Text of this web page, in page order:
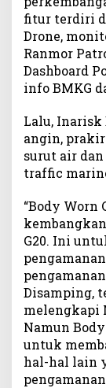
fitur terdiri
Drone,
Ranmor
Dashboard
info BMKG
Lalu, Inarisk
angin,
surut air
traffic
“Body Worn
G20. Ini
Disamping,
melengkapi
Namun
untuk
hal-hal lain